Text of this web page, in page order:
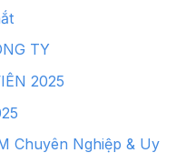
TY
2025
Chuyên Nghiệp & Uy